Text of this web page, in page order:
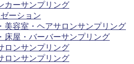
カーサンプリング
ーション
美容室・ヘアサロンサンプリング
床屋・バーバーサンプリング
ロンサンプリング
ロンサンプリング